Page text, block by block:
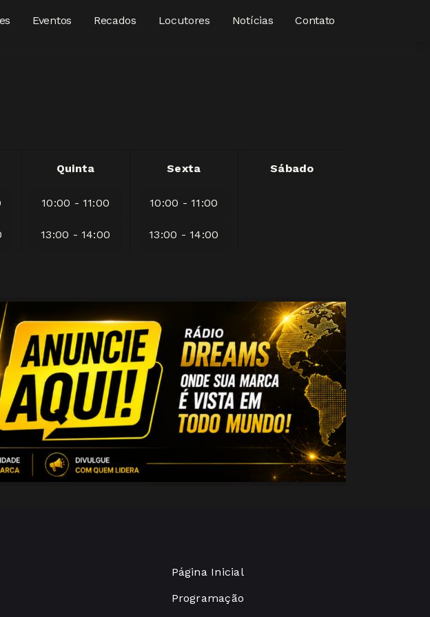
Eventos Recados Locutores Notícias Contato
Quinta
10:00 - 11:00
13:00 - 14:00
Sexta
10:00 - 11:00
13:00 - 14:00
Sábado
Página Inicial
Programação